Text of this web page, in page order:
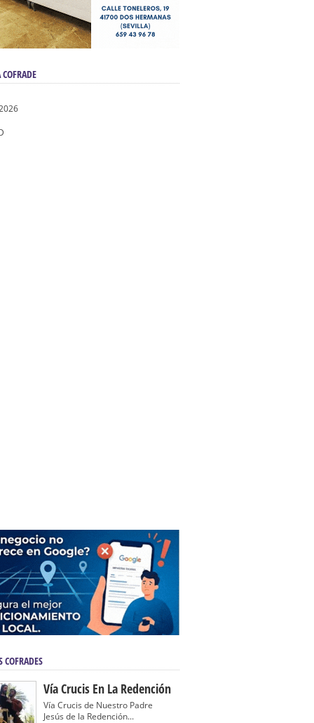
COFRADES
Vía Crucis En La Redención
Vía Crucis de Nuestro Padre
Jesús de la Redención...